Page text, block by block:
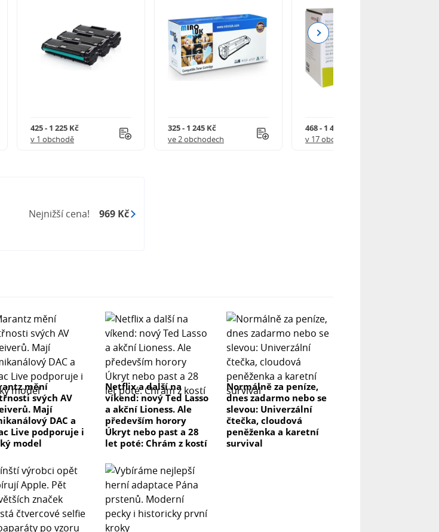
425 - 1 225 Kč
v 1 obchodě
325 - 1 245 Kč
ve 2 obchodech
468 - 1 499 Kč
v 17 obchodech
Next
Nejnižší cena! 969 Kč
mění
svých AV
Mají
DAC a
Live podporuje i
model
Netflix a další na
víkend: nový Ted Lasso
a akční Lioness. Ale
především horory
Úkryt nebo past a 28
let poté: Chrám z kostí
Normálně za peníze,
dnes zadarmo nebo se
slevou: Univerzální
čtečka, cloudová
peněženka a karetní
survival